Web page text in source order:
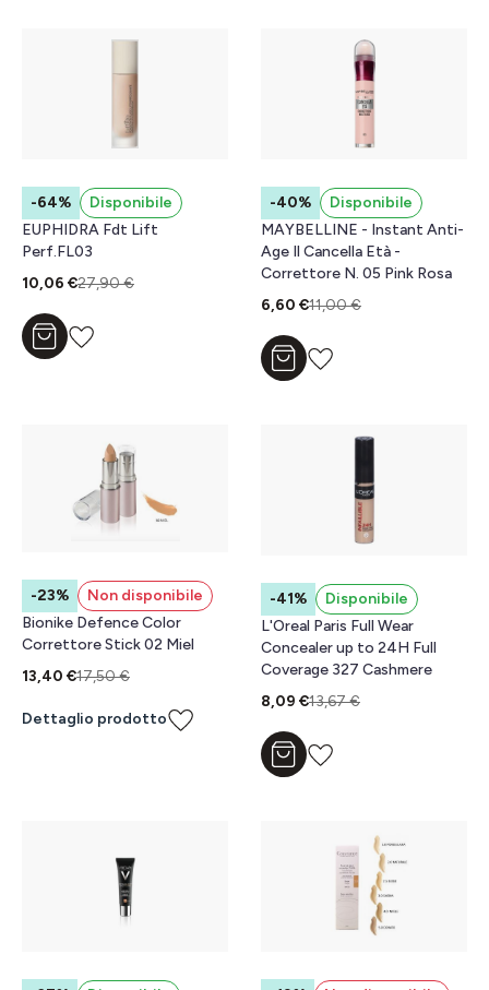
-64%
Disponibile
EUPHIDRA Fdt Lift
Perf.FL03
10,06 €27,90 €
Aggiungi al carrello
-40%
Disponibile
MAYBELLINE - Instant Anti-
Age Il Cancella Età -
Correttore N. 05 Pink Rosa
6,60 €11,00 €
Aggiungi al carrello
-23%
Non disponibile
Bionike Defence Color
Correttore Stick 02 Miel
13,40 €17,50 €
Dettaglio prodotto
-41%
Disponibile
L'Oreal Paris Full Wear
Concealer up to 24H Full
Coverage 327 Cashmere
8,09 €13,67 €
Aggiungi al carrello